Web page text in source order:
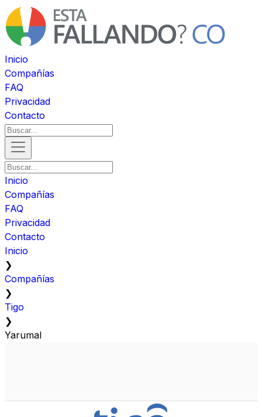
Inicio
Compañías
FAQ
Privacidad
Contacto
Inicio
Compañías
FAQ
Privacidad
Contacto
Inicio
❯
Compañías
❯
Tigo
❯
Yarumal